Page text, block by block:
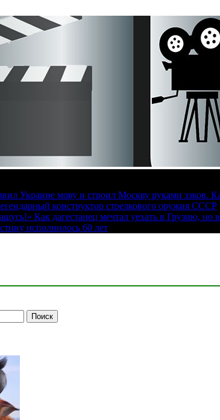
Украине мову и строил Москву руками зэков.
конструктор стрелкового оружия СССР
Как дагестанец мечтал уехать в Грузию,
исполнилось 60 лет